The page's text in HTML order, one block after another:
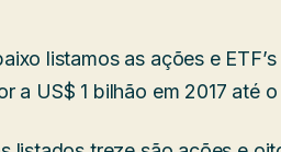
listamos as ações e
a US$ 1 bilhão em 2017 até